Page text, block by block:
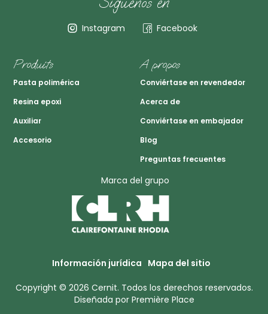
Instagram Facebook
Produits
Pasta polimérica
Resina epoxi
Auxiliar
Accesorio
A propos
Conviértase en revendedor
Acerca de
Conviértase en embajador
Blog
Preguntas frecuentes
Marca del grupo
Información jurídica Mapa del sitio
Copyright © 2026 Cernit. Todos los derechos reservados.
Diseñada por Première Place